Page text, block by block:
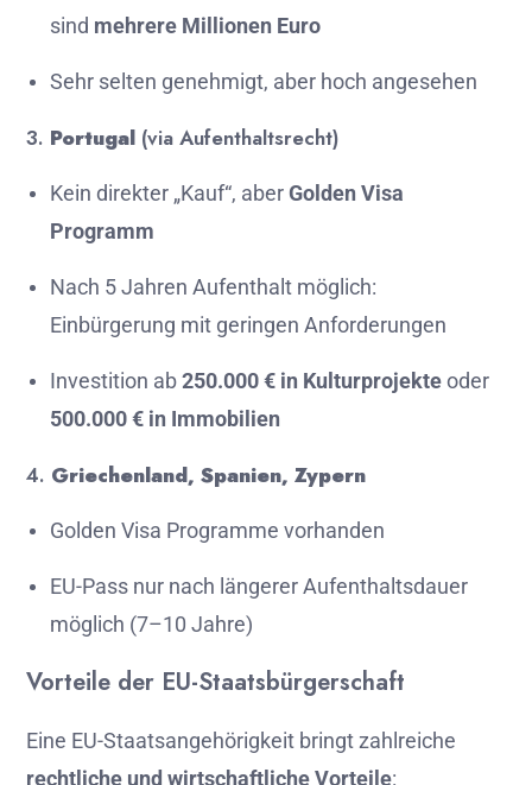
sind mehrere Millionen Euro
Sehr selten genehmigt, aber hoch angesehen
3. Portugal (via Aufenthaltsrecht)
Kein direkter „Kauf“, aberGolden Visa
Programm
Nach 5Jahren Aufenthalt möglich:
Einbürgerung mit geringen Anforderungen
Investition ab250.000 € in Kulturprojekteoder
500.000 € in Immobilien
4. Griechenland, Spanien, Zypern
Golden Visa Programme vorhanden
EU-Pass nur nach längererAufenthaltsdauer
möglich (7–10 Jahre)
Vorteile der EU-Staatsbürgerschaft
Eine EU-Staatsangehörigkeit bringt zahlreiche
rechtliche und wirtschaftlicheVorteile: